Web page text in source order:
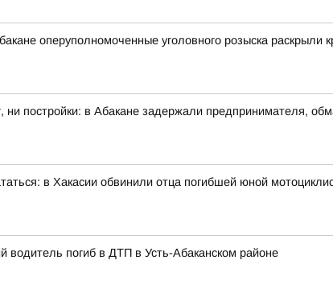
оперуполномоченные уголовного розыска раскрыли
ни постройки: в Абакане задержали предпринимателя,
в Хакасии обвинили отца погибшей юной
водитель погиб в ДТП в Усть-Абаканском районе